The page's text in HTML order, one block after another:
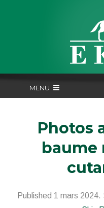
MENU
Photos
baume
Published 1 mars 2024.